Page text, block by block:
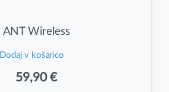
ANT Wireless
Dodaj v košarico
59,90€